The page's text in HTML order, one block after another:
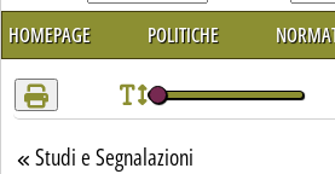
HOMEPAGE POLITICHE
Torna alla sezione
Studi e Segnalazioni